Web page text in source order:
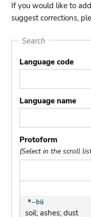
If you would like to
suggest corrections,
Search
Language code
Language name
Protoform
(Select in the scroll
soil; ashes; dust